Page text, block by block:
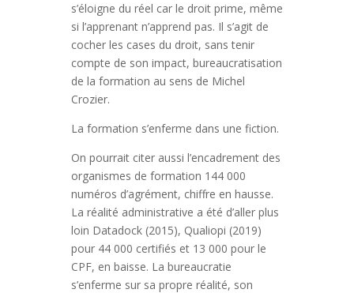
s’éloigne du réel car le droit prime, même
si l’apprenant n’apprend pas. Il s’agit de
cocher les cases du droit, sans tenir
compte de son impact, bureaucratisation
de la formation au sens de Michel
Crozier.
La formation s’enferme dans une fiction.
On pourrait citer aussi l’encadrement des
organismes de formation 144 000
numéros d’agrément, chiffre en hausse.
La réalité administrative a été d’aller plus
loin Datadock (2015), Qualiopi (2019)
pour 44 000 certifiés et 13 000 pour le
CPF, en baisse. La bureaucratie
s’enferme sur sa propre réalité, son